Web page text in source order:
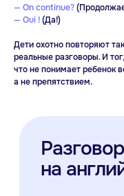
— On continue?
— Oui !(Да!)
Дети охотно повторяют
реальные разговоры. И
что не понимает ребенок
а не препятствием.